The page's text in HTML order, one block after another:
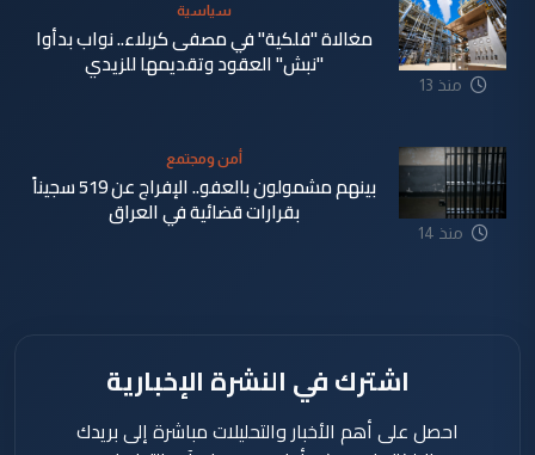
منذ 13
سياسية
مغالاة "فلكية" في مصفى كربلاء.. نواب بدأوا
"نبش" العقود وتقديمها للزيدي
منذ 14
أمن ومجتمع
بينهم مشمولون بالعفو.. الإفراج عن 519 سجيناً
بقرارات قضائية في العراق
اشترك في النشرة الإخبارية
احصل على أهم الأخبار والتحليلات مباشرة إلى بريدك